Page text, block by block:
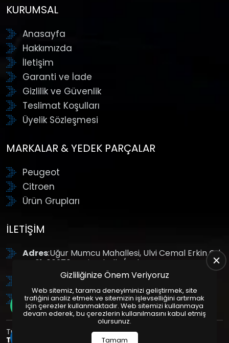
KURUMSAL
Anasayfa
Hakkımızda
İletişim
Garanti ve İade
Gizlilik ve Güvenlik
Teslimat Koşulları
Üyelik Sözleşmesi
MARKALAR & YEDEK PARÇALAR
Peugeot
Citroen
Ürün Grupları
İLETIŞIM
Adres:Uğur Mumcu Mahallesi, Ulvi Cemal Erkin Cd.
No:61, 06370 Yenimahalle/Ankara
: +90 (312) 354 8888
GSM: +90 (532) 343 4085
Tüm Hakları Saklıdır. | Bu site Us Yazılım
Tasarım
Paketleri ile Hazırlanmıştır. © 2025
Gizliliğinize Önem Veriyoruz
Web sitemiz, tarama deneyiminizi geliştirmek, site
trafiğini analiz etmek ve sitemizin işlevselliğini artırmak
için çerezler kullanmaktadır. Web sitemizi kullanmaya
devam ederek, bu çerezlerin kullanılmasını kabul etmiş
olursunuz.
Tamam